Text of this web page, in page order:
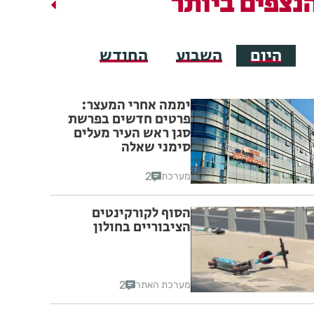
היום השבוע החודש
יממה אחרי המעצר:
פרטים חדשים בפרשת
סגן ראש העיר מעלים
סימני שאלה
מערכת 2
הסוף לקורקינטים
הציבוריים בחולון
מערכת האתר 2